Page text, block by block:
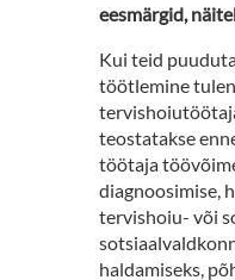
eesmärgid,
Kui teid
töötlemine
teostatakse
töötaja
diagnoosimise,
tervishoiu- või
haldamiseks,